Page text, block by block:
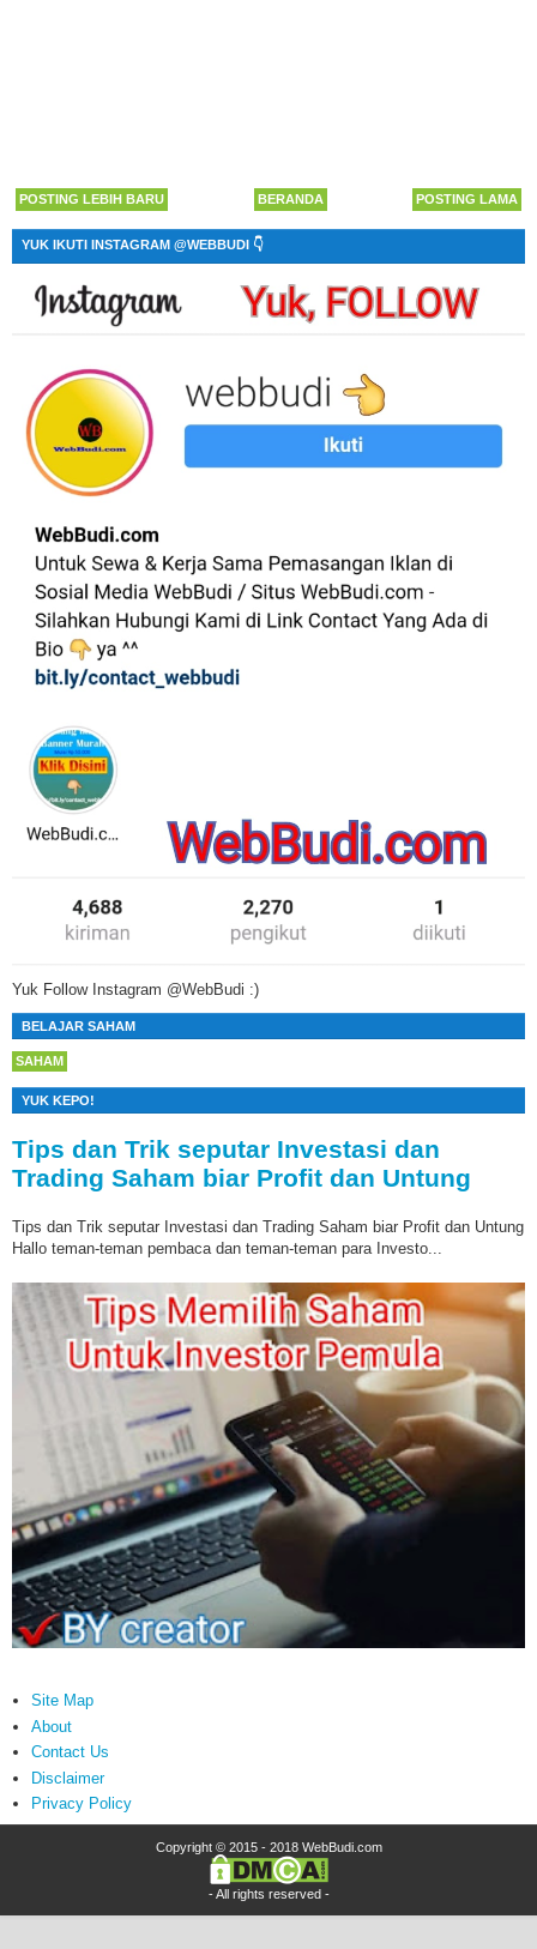
POSTING LEBIH BARU POSTING LAMA
BERANDA
YUK IKUTI INSTAGRAM @WEBBUDI 👇
Yuk Follow Instagram @WebBudi :)
BELAJAR SAHAM
SAHAM
YUK KEPO!
Tips dan Trik seputar Investasi dan
Trading Saham biar Profit dan Untung
Tips dan Trik seputar Investasi dan Trading Saham biar Profit dan Untung
Hallo teman-teman pembaca dan teman-teman para Investo...
Site Map
About
Contact Us
Disclaimer
Privacy Policy
Copyright © 2015 - 2018 WebBudi.com
- All rights reserved -